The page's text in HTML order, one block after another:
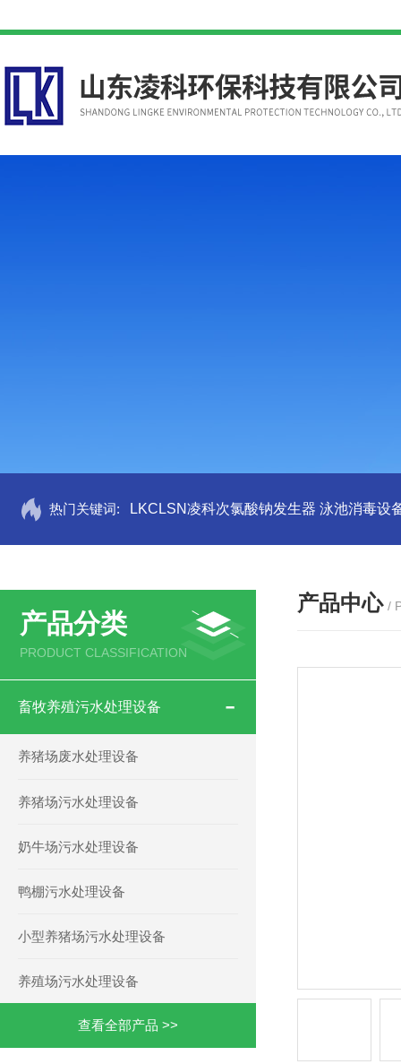
热门关键词: LKCLSN凌科次氯酸钠发生器 泳池消毒设
产品分类
PRODUCT CLASSIFICATION
畜牧养殖污水处理设备
养猪场废水处理设备
养猪场污水处理设备
奶牛场污水处理设备
鸭棚污水处理设备
小型养猪场污水处理设备
养殖场污水处理设备
查看全部产品 >>
产品中心 /